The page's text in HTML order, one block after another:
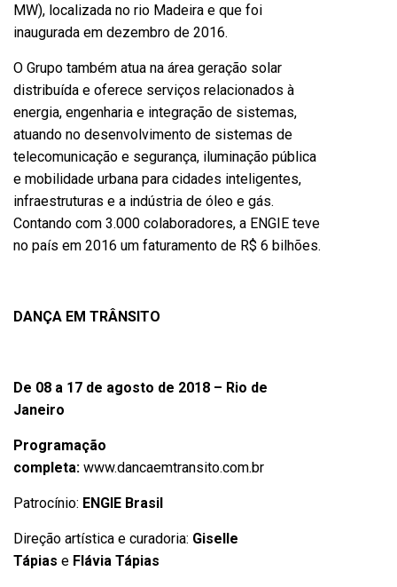
MW), localizada no rio Madeira e que foi
inaugurada em dezembro de 2016.
O Grupo também atua na área geração solar
distribuída e oferece serviços relacionados à
energia, engenharia e integração de sistemas,
atuando no desenvolvimento de sistemas de
telecomunicação e segurança, iluminação pública
e mobilidade urbana para cidades inteligentes,
infraestruturas e a indústria de óleo e gás.
Contando com 3.000 colaboradores, a ENGIE teve
no país em 2016 um faturamento de R$ 6 bilhões.
DANÇA EM TRÂNSITO
De 08 a 17 de agosto de 2018 – Rio de
Janeiro
Programação
completa: www.dancaemtransito.com.br
Patrocínio: ENGIE Brasil
Direção artística e curadoria: Giselle
Tápias e Flávia Tápias